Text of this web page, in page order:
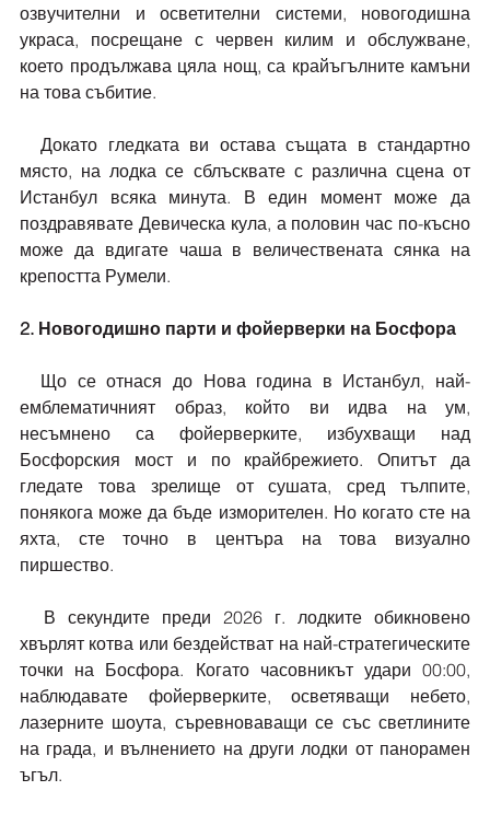
озвучителни и осветителни системи, новогодишна
украса, посрещане с червен килим и обслужване,
което продължава цяла нощ, са крайъгълните камъни
на това събитие.
място, на лодка се сблъсквате с различна сцена от
Истанбул всяка минута. В един момент може да
поздравявате Девическа кула, а половин час по-късно
може да вдигате чаша в величествената сянка на
крепостта Румели.
2. Новогодишно парти и фойерверки на Босфора
емблематичният образ, който ви идва на ум,
несъмнено са фойерверките, избухващи над
Босфорския мост и по крайбрежието. Опитът да
гледате това зрелище от сушата, сред тълпите,
понякога може да бъде изморителен. Но когато сте на
яхта, сте точно в центъра на това визуално
пиршество.
хвърлят котва или бездействат на най-стратегическите
точки на Босфора. Когато часовникът удари 00:00,
наблюдавате фойерверките, осветяващи небето,
лазерните шоута, съревноваващи се със светлините
на града, и вълнението на други лодки от панорамен
ъгъл.